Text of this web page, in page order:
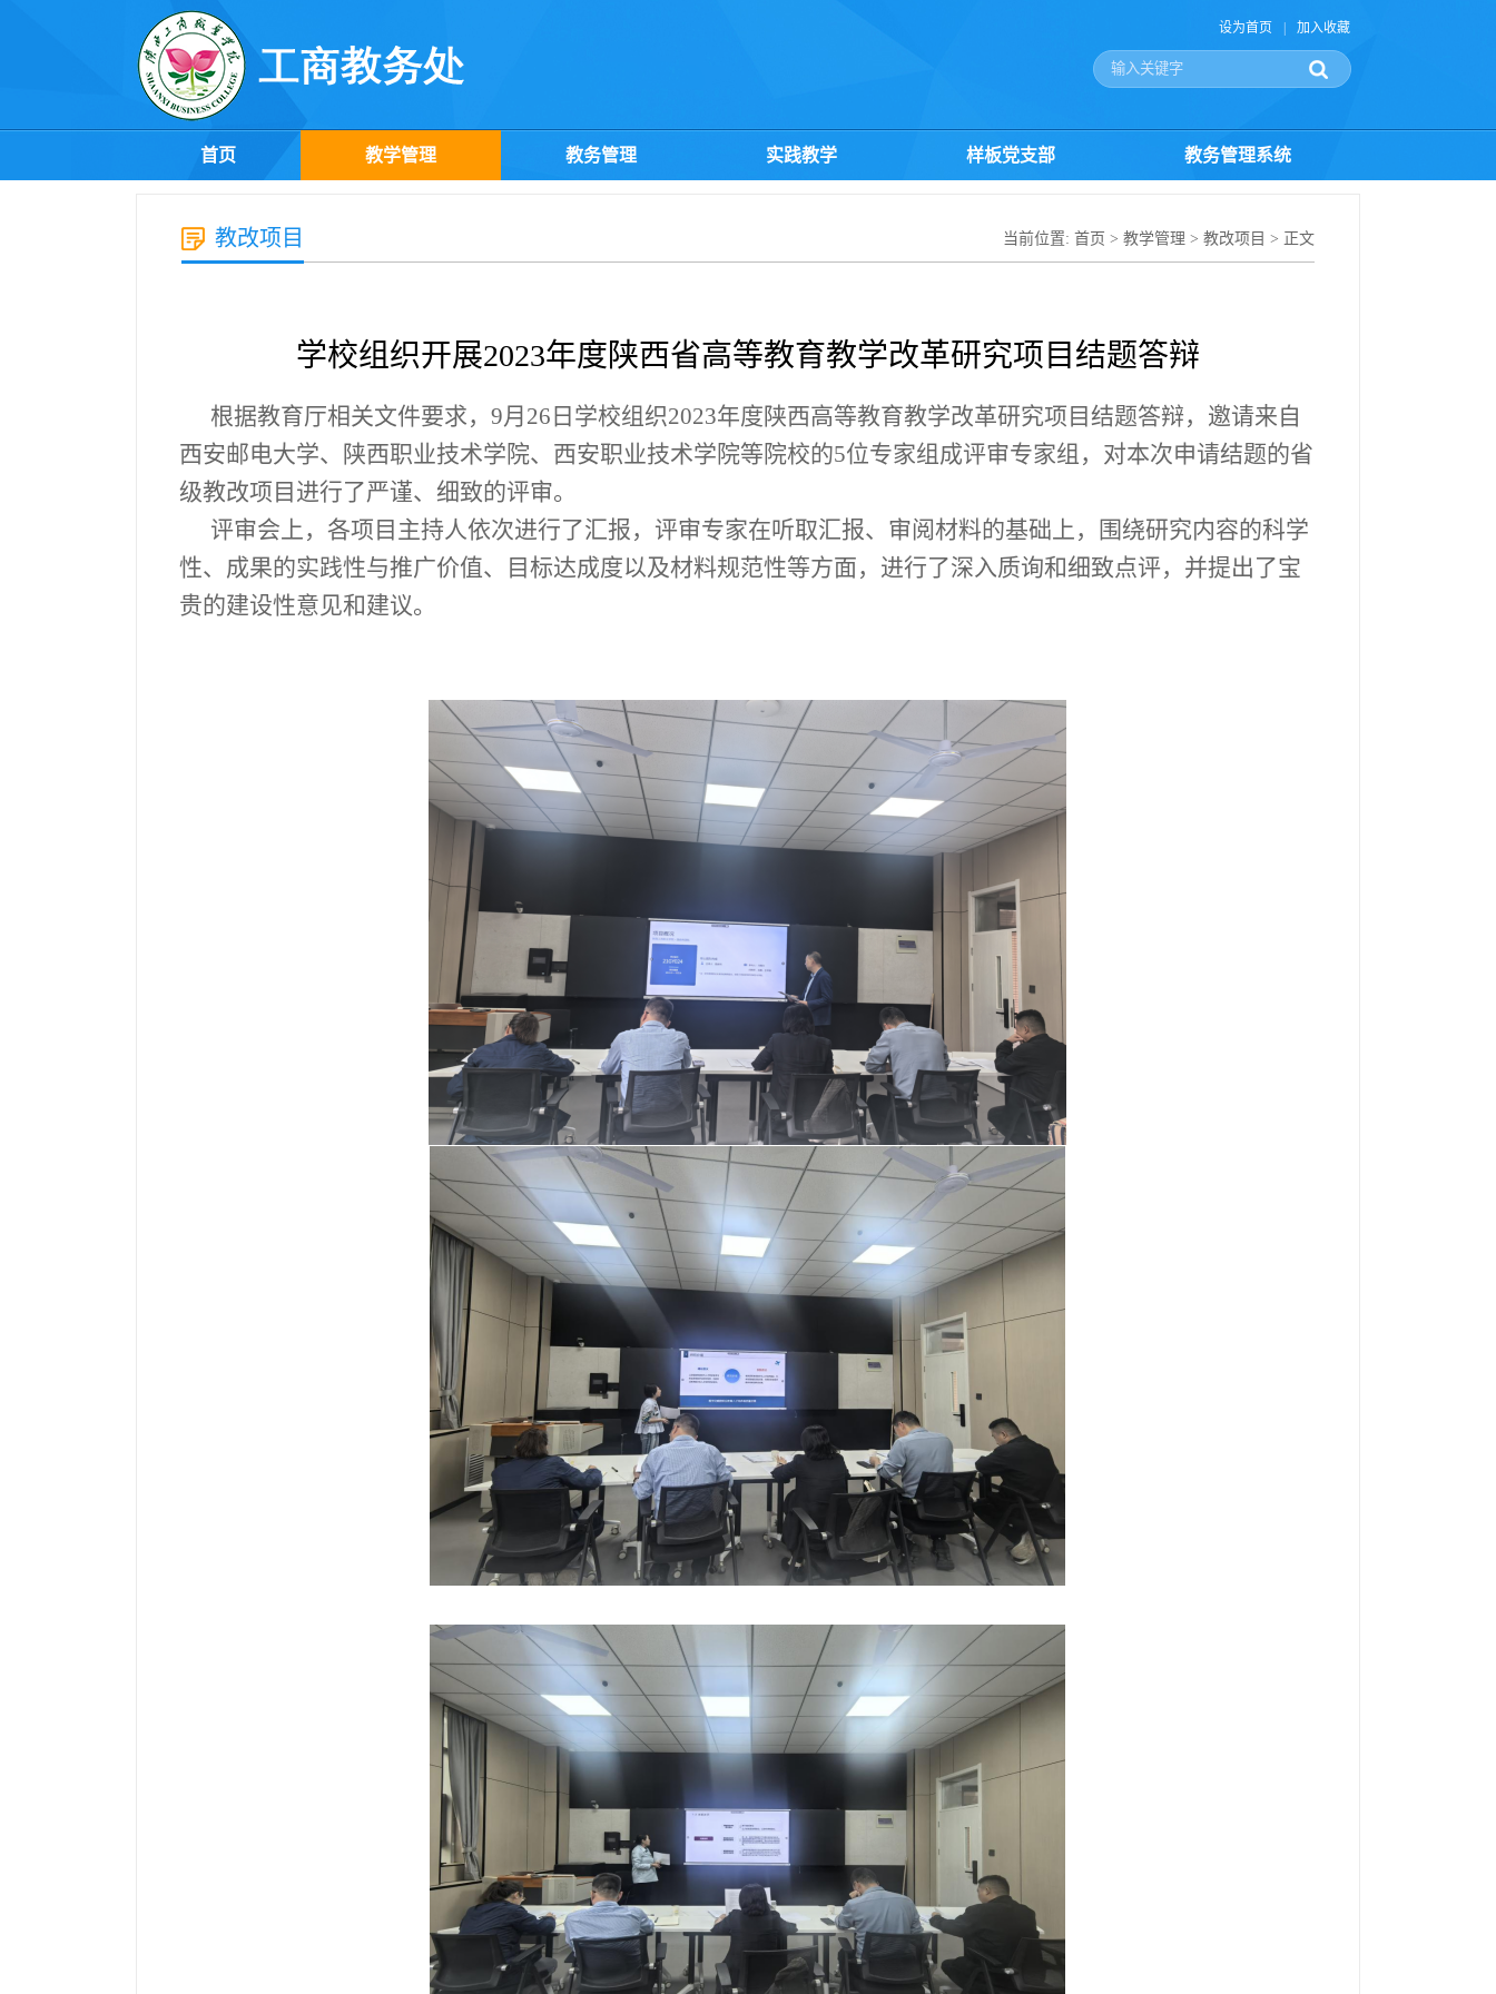
设为首页 加入收藏
首页 教学管理 教务管理 实践教学 样板党支部 教务管理系统
教改项目 当前位置: 首页 > 教学管理 > 教改项目 > 正文
学校组织开展2023年度陕西省高等教育教学改革研究项目结题答辩
根据教育厅相关文件要求， 9月26日学校组织2023年度陕西高等教育教学改革研究项目结题答辩，邀请来自
西安邮电大学、陕西职业技术学院、西安职业技术学院等院校的5位专家组成评审专家组，对本次申请结题的省
级教改项目进行了严谨、细致的评审。
评审会上，各项目主持人依次进行了汇报，评审专家在听取汇报、审阅材料的基础上，围绕研究内容的科学
性、成果的实践性与推广价值、目标达成度以及材料规范性等方面，进行了深入质询和细致点评，并提出了宝
贵的建设性意见和建议。